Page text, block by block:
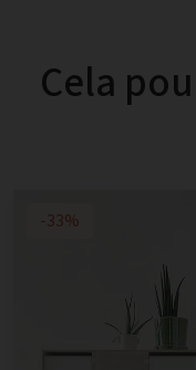
Cela
-33%